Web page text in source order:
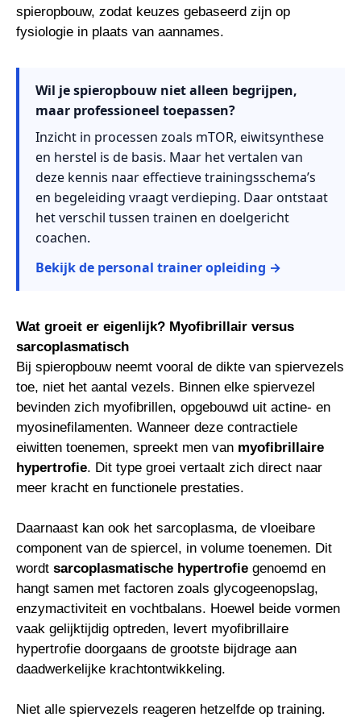
spieropbouw, zodat keuzes gebaseerd zijn op
fysiologie in plaats van aannames.
Wil je spieropbouw niet alleen begrijpen,
maar professioneel toepassen?
Inzicht in processen zoals mTOR, eiwitsynthese
en herstel is de basis. Maar het vertalen van
deze kennis naar effectieve trainingsschema’s
en begeleiding vraagt verdieping. Daar ontstaat
het verschil tussen trainen en doelgericht
coachen.
Bekijk de personal trainer opleiding →
Wat groeit er eigenlijk? Myofibrillair versus
sarcoplasmatisch
Bij spieropbouw neemt vooral de dikte van spiervezels
toe, niet het aantal vezels. Binnen elke spiervezel
bevinden zich myofibrillen, opgebouwd uit actine- en
myosinefilamenten. Wanneer deze contractiele
eiwitten toenemen, spreekt men van myofibrillaire
hypertrofie. Dit type groei vertaalt zich direct naar
meer kracht en functionele prestaties.
Daarnaast kan ook het sarcoplasma, de vloeibare
component van de spiercel, in volume toenemen. Dit
wordt sarcoplasmatische hypertrofie genoemd en
hangt samen met factoren zoals glycogeenopslag,
enzymactiviteit en vochtbalans. Hoewel beide vormen
vaak gelijktijdig optreden, levert myofibrillaire
hypertrofie doorgaans de grootste bijdrage aan
daadwerkelijke krachtontwikkeling.
Niet alle spiervezels reageren hetzelfde op training.